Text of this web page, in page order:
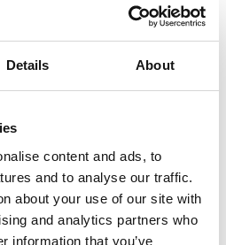
Details About
content and ads, to
and to analyse our traffic.
about your use of our site with
and analytics partners who
information that you’ve
copiato da un robot che
mostrare al grande pubblico
trasportate.
riprodurre uno dei